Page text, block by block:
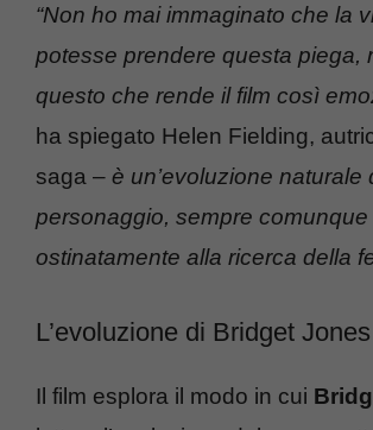
“Non ho mai immaginato che la
potesse prendere questa piega,
questo che rende il film così
ha spiegato Helen Fielding,
saga – è un’evoluzione naturale
personaggio, sempre comunque
ostinatamente alla ricerca della
L’evoluzione di Bridget Jones
Il film esplora il modo in cui